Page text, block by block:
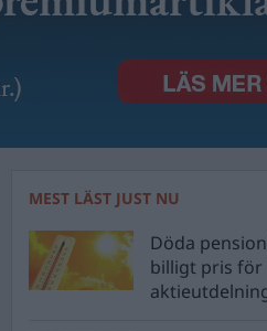
MEST LÄST JUST NU
Döda
billigt pris för